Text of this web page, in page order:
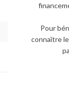
Pour
connaître